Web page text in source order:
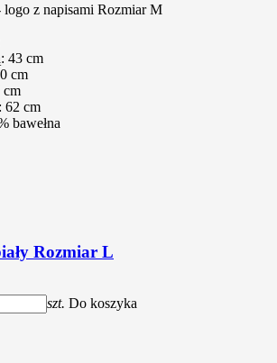
logo z napisami Rozmiar M
43 cm
cm
cm
62 cm
bawełna
Rozmiar L
szt. Do koszyka